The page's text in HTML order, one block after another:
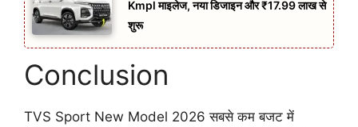
Kmpl माइलेज, नया डिजाइन और ₹17.99 लाख से
शुरू
Conclusion
TVS Sport New Model 2026 सबसे कम बजट में